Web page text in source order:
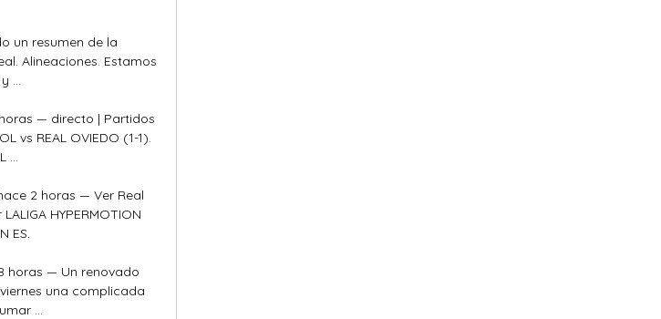
un resumen de la
Alineaciones. Estamos
— directo | Partidos
vs REAL OVIEDO (1-1).
2 horas — Ver Real
HYPERMOTION
ES.
horas — Un renovado
una complicada
...